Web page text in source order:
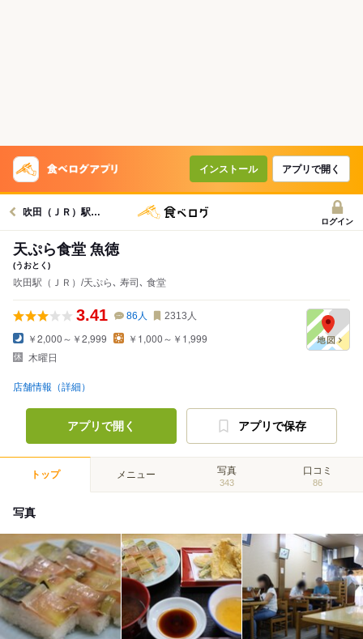
インストール アプリで開く
吹田（ＪＲ）駅グルメへ
ログイン
天ぷら食堂 魚徳
(うおとく)
吹田駅（ＪＲ）/天ぷら､ 寿司､ 食堂
3.41 86 人 2313 人
￥2,000～￥2,999
￥1,000～￥1,999
木曜日
店舗情報（詳細）
アプリで開く アプリで保存
トップ メニュー 写真
343
口コミ
86
写真